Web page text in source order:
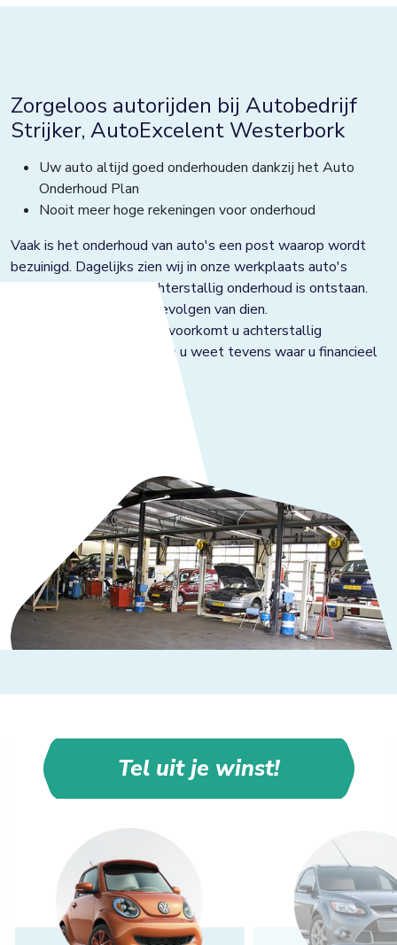
Zorgeloos autorijden bij Autobedrijf
Strijker, AutoExcelent Westerbork
Uw auto altijd goed onderhouden dankzij het Auto
Onderhoud Plan
Nooit meer hoge rekeningen voor onderhoud
Vaak is het onderhoud van auto's een post waarop wordt
bezuinigd. Dagelijks zien wij in onze werkplaats auto's
waaraan schade door achterstallig onderhoud is ontstaan.
Dit met alle financiële gevolgen van dien.
Met het onderhoudsplan voorkomt u achterstallig
onderhoud aan uw auto, en u weet tevens waar u financieel
Tel uit je winst!